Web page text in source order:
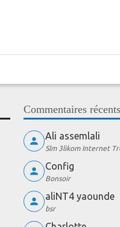
Commentaires récents
Ali assemlali
Slm 3likom Internet
Config
Bonsoir
aliNT4 yaounde
bsr